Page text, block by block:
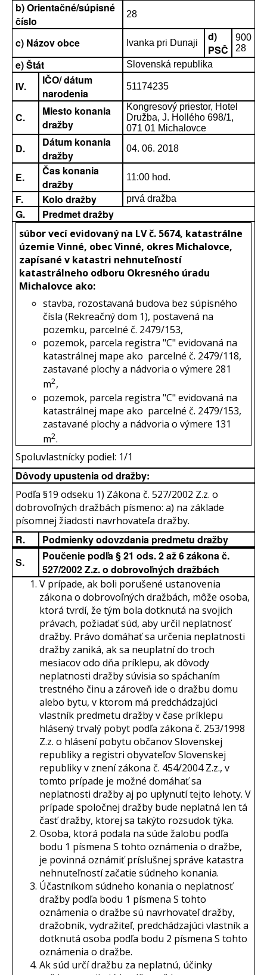
b) Orientačné/súpisné
číslo
28
c) Názov obce Ivanka pri Dunaji
d)
PSČ
900
28
e) Štát Slovenská republika
IV.
IČO/ dátum
narodenia
51174235
C.
Miesto konania
dražby
Kongresový priestor, Hotel
Družba, J. Hollého 698/1,
071 01 Michalovce
D.
Dátum konania
dražby
04. 06. 2018
E.
Čas konania
dražby
11:00 hod.
F. Kolo dražby prvá dražba
G. Predmet dražby
súbor vecí evidovaný na LV č. 5674, katastrálne
územie Vinné, obec Vinné, okres Michalovce,
zapísané v katastri nehnuteľností
katastrálneho odboru Okresného úradu
Michalovce ako:
stavba, rozostavaná budova bez súpisného
čísla (Rekreačný dom 1), postavená na
pozemku, parcelné č. 2479/153,
pozemok, parcela registra "C" evidovaná na
katastrálnej mape ako parcelné č. 2479/118,
zastavané plochy a nádvoria o výmere 281
m2,
pozemok, parcela registra "C" evidovaná na
katastrálnej mape ako parcelné č. 2479/153,
zastavané plochy a nádvoria o výmere 131
m2.
Spoluvlastnícky podiel: 1/1
Dôvody upustenia od dražby:
Podľa §19 odseku 1) Zákona č. 527/2002 Z.z. o
dobrovoľných dražbách písmeno: a) na základe
písomnej žiadosti navrhovateľa dražby.
R.
Podmienky odovzdania predmetu dražby
S.
Poučenie podľa § 21 ods. 2 až 6 zákona č.
527/2002 Z.z. o dobrovoľných dražbách
V prípade, ak boli porušené ustanovenia
zákona o dobrovoľných dražbách, môže osoba,
ktorá tvrdí, že tým bola dotknutá na svojich
právach, požiadať súd, aby určil neplatnosť
dražby. Právo domáhať sa určenia neplatnosti
dražby zaniká, ak sa neuplatní do troch
mesiacov odo dňa príklepu, ak dôvody
neplatnosti dražby súvisia so spáchaním
trestného činu a zároveň ide o dražbu domu
alebo bytu, v ktorom má predchádzajúci
vlastník predmetu dražby v čase príklepu
hlásený trvalý pobyt podľa zákona č. 253/1998
Z.z. o hlásení pobytu občanov Slovenskej
republiky a registri obyvateľov Slovenskej
republiky v znení zákona č. 454/2004 Z.z., v
tomto prípade je možné domáhať sa
neplatnosti dražby aj po uplynutí tejto lehoty. V
prípade spoločnej dražby bude neplatná len tá
časť dražby, ktorej sa takýto rozsudok týka.
Osoba, ktorá podala na súde žalobu podľa
bodu 1 písmena S tohto oznámenia o dražbe,
je povinná oznámiť príslušnej správe katastra
nehnuteľností začatie súdneho konania.
Účastníkom súdneho konania o neplatnosť
dražby podľa bodu 1 písmena S tohto
oznámenia o dražbe sú navrhovateľ dražby,
dražobník, vydražiteľ, predchádzajúci vlastník a
dotknutá osoba podľa bodu 2 písmena S tohto
oznámenia o dražbe.
Ak súd určí dražbu za neplatnú, účinky